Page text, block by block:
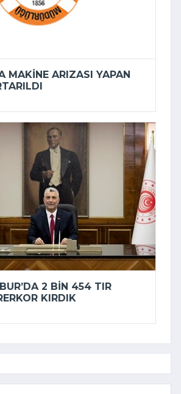
MAKINE ARIZASI YAPAN
2 BIN 454 TIR
KIRDIK